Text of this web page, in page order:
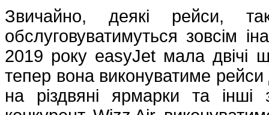
Звичайно, деякі рейси,
обслуговуватимуться зовсім
2019 року easyJet мала двічі
тепер вона виконуватиме
на різдвяні ярмарки та інші